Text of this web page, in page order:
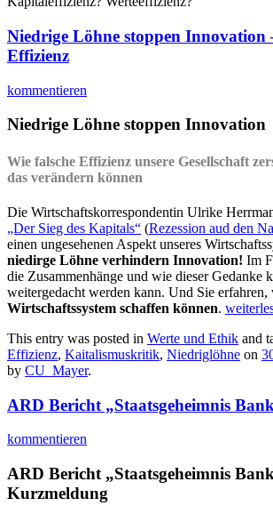
Niedrige Löhne stoppen Innovation
Effizienz
kommentieren
Niedrige Löhne stoppen Innovation
Wie falsche Effizienz unsere Gesellschaft
das verändern können
Die Wirtschaftskorrespondentin Ulrike
„Der Sieg des Kapitals“ (Rezession aud den
einen ungesehenen Aspekt unseres
niedirge Löhne verhindern Innovation! Im
die Zusammenhänge und wie dieser Gedanke
weitergedacht werden kann. Und Sie
Wirtschaftssystem schaffen können.
This entry was posted in Werte und Ethik and
Effizienz, Kaitalismuskritik, Niedriglöhne on
by CU_Mayer.
ARD Bericht „Staatsgeheimnis
kommentieren
ARD Bericht „Staatsgeheimnis
Kurzmeldung